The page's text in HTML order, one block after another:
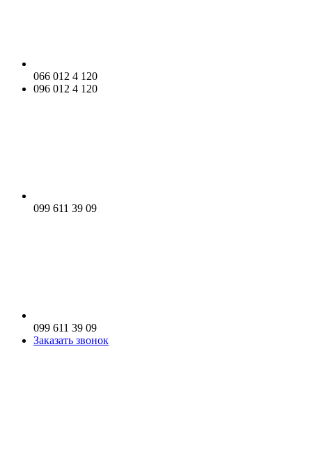
066 012 4 120
096 012 4 120
099 611 39 09
099 611 39 09
Заказать звонок